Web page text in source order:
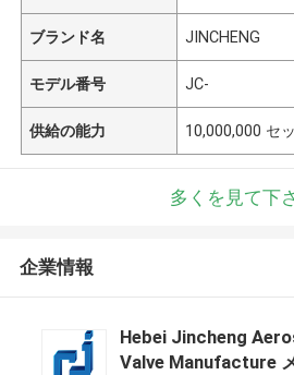
ブランド名 JINCHENG
モデル番号 JC-
供給の能力 10,000,000 セ
多くを見て下
企業情報
Hebei Jincheng
Valve Manufacture